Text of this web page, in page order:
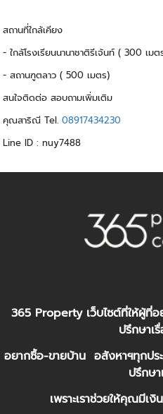
สถานที่ใกล้เคียง
- ใกล้โรงเรียนนานาชาติรีเจ้นท์ ( 300 เมต
- สถานฑูตลาว ( 500 เมตร)
สนใจติดต่อ สอบถามเพิ่มเติม
คุณสาริณี Tel.08917434230
Line ID : nuy7488
365 Property เว็บไซต์ที่ให้ผู้ที่อ
ปรึกษาเ
อยากซื้อ-ขายบ้าน อสังหาฯทุกป
ปรึกษา
เพราะเราช่วยให้คุณมีเ